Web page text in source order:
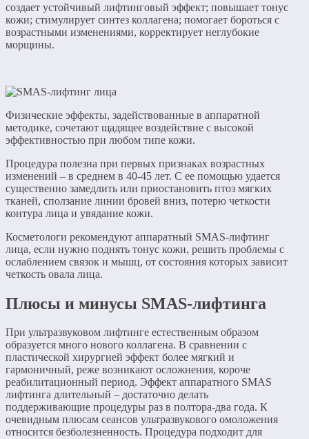
создает устойчивый лифтинговый эффект; повышает тонус
кожи; стимулирует синтез коллагена; помогает бороться с
возрастными изменениями, корректирует неглубокие
морщины.
Физические эффекты, задействованные в аппаратной
методике, сочетают щадящее воздействие с высокой
эффективностью при любом типе кожи.
Процедура полезна при первых признаках возрастных
изменений – в среднем в 40-45 лет. С ее помощью удается
существенно замедлить или приостановить птоз мягких
тканей, сползание линии бровей вниз, потерю четкости
контура лица и увядание кожи.
Косметологи рекомендуют аппаратный SMAS-лифтинг
лица, если нужно поднять тонус кожи, решить проблемы с
ослаблением связок и мышц, от состояния которых зависит
четкость овала лица.
Плюсы и минусы SMAS-лифтинга
При ультразвуковом лифтинге естественным образом
образуется много нового коллагена. В сравнении с
пластической хирургией эффект более мягкий и
гармоничный, реже возникают осложнения, короче
реабилитационный период. Эффект аппаратного SMAS
лифтинга длительный – достаточно делать
поддерживающие процедуры раз в полтора-два года. К
очевидным плюсам сеансов ультразвукового омоложения
относится безболезненность. Процедура подходит для